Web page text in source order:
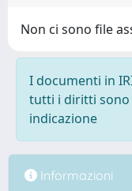
Non ci sono file
I documenti in
tutti i diritti sono
indicazione
Informazioni